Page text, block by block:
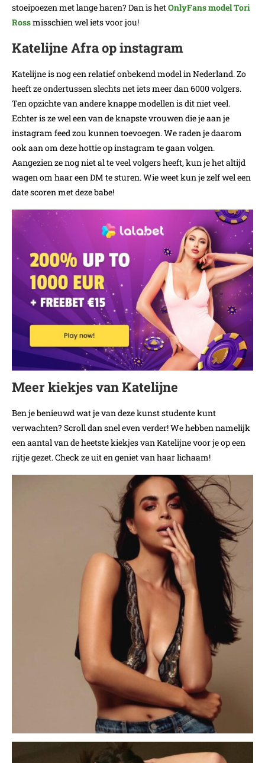
stoeipoezen met lange haren? Dan is hetOnlyFans model Tori
Rossmisschien wel iets voor jou!
Katelijne Afra op instagram
Katelijne is nog een relatief onbekend model in Nederland. Zo
heeft ze ondertussen slechts net iets meer dan 6000 volgers.
Ten opzichte van andere knappe modellen is dit niet veel.
Echter is ze wel een van de knapste vrouwen die je aan je
instagram feed zou kunnen toevoegen. We raden je daarom
ook aan om deze hottie op instagram te gaan volgen.
Aangezien ze nog niet al te veel volgers heeft, kun je het altijd
wagen om haar een DM te sturen. Wie weet kun je zelf wel een
date scoren met deze babe!
Meer kiekjes van Katelijne
Ben je benieuwd wat je van deze kunst studente kunt
verwachten? Scroll dan snel even verder! We hebben namelijk
een aantal van de heetste kiekjes van Katelijne voor je op een
rijtje gezet. Check ze uit en geniet van haar lichaam!